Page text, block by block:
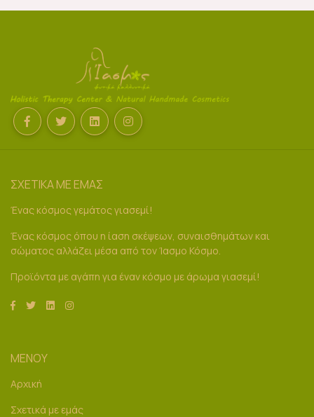
ΣΧΕΤΙΚΑ ΜΕ ΕΜΑΣ
Ένας κόσμος γεμάτος γιασεμί!
Ένας κόσμος όπου η ίαση σκέψεων, συναισθημάτων και
σώματος αλλάζει μέσα από τον Ίασμο Κόσμο.
Προϊόντα με αγάπη για έναν κόσμο με άρωμα γιασεμί!
ΜΕΝΟΥ
Αρχική
Σχετικά με εμάς